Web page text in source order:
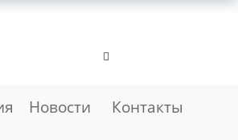
Новости Контакты